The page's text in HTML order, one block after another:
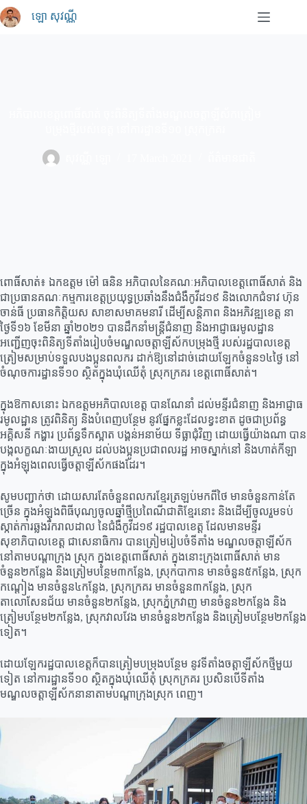
Skip
to
content
ឡោ សុវណ្ណី
ពោធិ៍សាត់៖ ឯកឧត្តម ម៉ៅ ធនិន អភិបាលនៃគណៈអភិបាលខេត្តពោធិ៍សាត់ និង
ជាប្រធានគណៈកម្មការខេត្តប្រយុទ្ធប្រឆាំងនឹងជំងឺកូវីដ១៩ និងលោកជំទាវ ហ៊ុន
ចាន់ធី ប្រធានកិត្តិយស សាខាសមាគមនារី ដើម្បីសន្តិភាព និងអភិវឌ្ឍខេត្ត នា
ថ្ងៃទី១៦ ខែមីនា ឆ្នាំ២០២១ បានដឹកនាំមន្ត្រីជំនាញ និងអាជ្ញាធរមូលដ្ឋាន
អញ្ជើញចុះពិនិត្យទីតាំងរៀបចំមណ្ឌលចត្តាឡីស័កបម្រុងថ្មី របស់រដ្ឋបាលខេត្ត
ត្រៀមសម្រាប់ទទួលបងប្អូនពលករ ដាក់ឱ្យនៅដាច់ដោយឡែកចំនួន១៤ថ្ងៃ នៅ
ចំណុចការដ្ឋានទី១០ ស្ថិតក្នុងឃុំឈើតុំ ស្រុកក្រគរ ខេត្តពោធិ៍សាត់។
ក្នុងឱកាសនោះ ឯកឧត្តមអភិបាលខេត្ត បានណែនាំ ដល់មន្ទីរជំនាញ និងអាជ្ញាធ
រមូលដ្ឋាន ត្រូវពិនិត្យ និងបំពេញបន្ថែម នូវផ្នែកខ្លះដែលខ្វះខាត ដូចជាប្រព័ន្ធ
អគ្គិសនី កង្ហារ ប្រព័ន្ធទឹកស្អាត បង្គន់អនាម័យ ទីធ្លាជុំវិញ ដោយធ្វើយ៉ាងណា បាន
បង្កលក្ខណៈងាយស្រួល ដល់បងប្អូនប្រជាពលរដ្ឋ អាចស្នាក់នៅ និងហាត់កីឡា
ក្នុងអំឡុងពេលធ្វើចត្តាឡីស័កផងដែរ។
សូមបញ្ជាក់ថា ដោយសារតែចំនួនពលករខ្មែរត្រឡប់មកពីថៃ មានចំនួនកាន់តែ
ច្រើន ក្នុងអំឡុងពិធីបុណ្យចូលឆ្នាំថ្មីប្រពៃណីជាតិខ្មែរនោះ និងដើម្បីចូលរួមទប់
ស្កាត់ការឆ្លងរីករាលដាល នៃជំងឺកូវីដ១៩ រដ្ឋបាលខេត្ត ដែលមានមន្ទីរ
សុខាភិបាលខេត្ត ជាសេនាធិការ បានត្រៀមរៀបចំទីតាំង មណ្ឌលចត្តាឡីស័ក
នៅតាមបណ្តាក្រុង ស្រុក ក្នុងខេត្តពោធិ៍សាត់ ក្នុងនោះក្រុងពោធិ៍សាត់ មាន
ចំនួន២កន្លែង និងត្រៀមបន្ថែម៣កន្លែង, ស្រុកបាកាន មានចំនួន៥កន្លែង, ស្រុក
កណ្តៀង មានចំនួន៤កន្លែង, ស្រុកក្រគរ មានចំនួន៣កន្លែង, ស្រុក
តាលោសែនជ័យ មានចំនួន២កន្លែង, ស្រុកភ្នំក្រវាញ មានចំនួន២កន្លែង និង
ត្រៀមបន្ថែម២កន្លែង, ស្រុកវាលវែង មានចំនួន២កន្លែង និងត្រៀមបន្ថែម២កន្លែង
ទៀត។
ដោយឡែករដ្ឋបាលខេត្តក៏បានត្រៀមបម្រុងបន្ថែម នូវទីតាំងចត្តាឡីស័កថ្មីមួយ
ទៀត នៅការដ្ឋានទី១០ ស្ថិតក្នុងឃុំឈើតុំ ស្រុកក្រគរ ប្រសិនបើទីតាំង
មណ្ឌលចត្តាឡីស័កនានាតាមបណ្តាក្រុងស្រុក ពេញ។